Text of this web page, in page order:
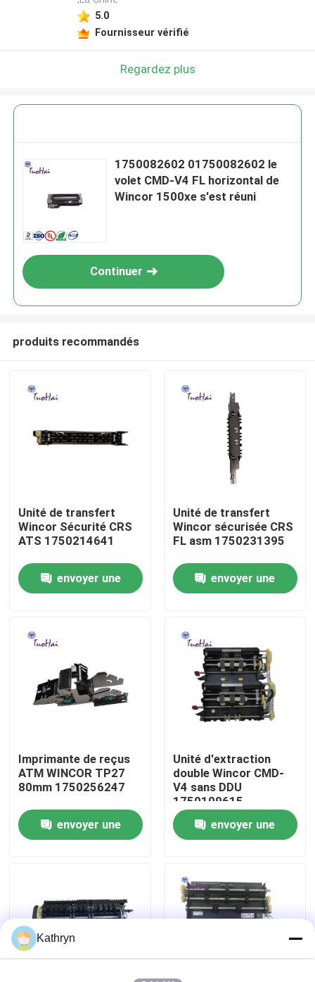
Maison
Au sujet de nous
Visite d'usine
Contrôle de qualité
Demandez une citation
pièces de machine d'atmosphère
Pièces d'atmosphère de NCR
5.0
Fournisseur vérifié
Regardez plus
1750082602 01750082602 le
volet CMD-V4 FL horizontal de
Wincor 1500xe s'est réuni
Continuer
produits recommandés
Unité de transfert
Wincor Sécurité CRS
ATS 1750214641
envoyer une
Unité de transfert
Wincor sécurisée CRS
FL asm 1750231395
envoyer une
Imprimante de reçus
ATM WINCOR TP27
80mm 1750256247
envoyer une
Unité d'extraction
double Wincor CMD-
V4 sans DDU
1750109615
envoyer une
Kathryn